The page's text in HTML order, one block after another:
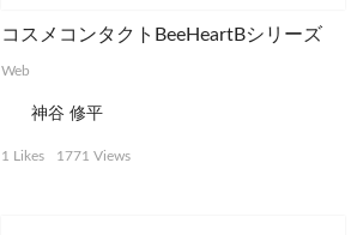
コスメコンタクトBeeHeartBシリーズ
Web
神谷 修平
1 Likes 1771 Views